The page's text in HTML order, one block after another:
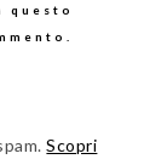
questo
Scopri